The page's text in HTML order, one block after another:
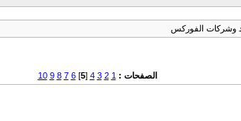
وشركات الفوركس
الصفحات : 1
2
3
4
[
5
]
6
7
8
9
10